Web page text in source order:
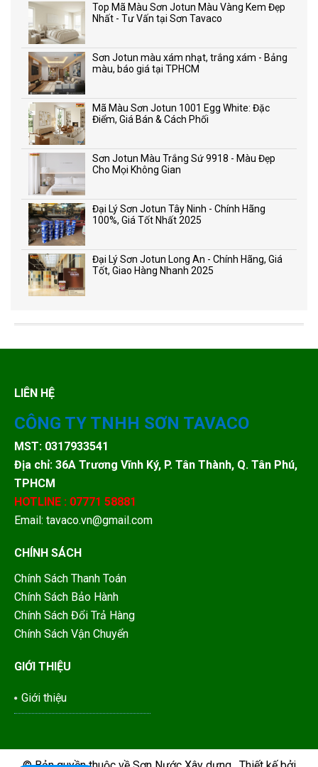
Top Mã Màu Sơn Jotun Màu Vàng Kem Đẹp
Nhất - Tư Vấn tại Sơn Tavaco
Sơn Jotun màu xám nhạt, trắng xám - Bảng
màu, báo giá tại TPHCM
Mã Màu Sơn Jotun 1001 Egg White: Đặc
Điểm, Giá Bán & Cách Phối
Sơn Jotun Màu Trắng Sứ 9918 - Màu Đẹp
Cho Mọi Không Gian
Đại Lý Sơn Jotun Tây Ninh - Chính Hãng
100%, Giá Tốt Nhất 2025
Đại Lý Sơn Jotun Long An - Chính Hãng, Giá
Tốt, Giao Hàng Nhanh 2025
LIÊN HỆ
CÔNG TY TNHH SƠN TAVACO
MST: 0317933541
Địa chỉ: 36A Trương Vĩnh Ký, P. Tân Thành, Q. Tân Phú,
TPHCM
HOTLINE : 07771 58881
Email: tavaco.vn@gmail.com
CHÍNH SÁCH
Chính Sách Thanh Toán
Chính Sách Bảo Hành
Chính Sách Đổi Trả Hàng
Chính Sách Vận Chuyển
GIỚI THIỆU
Giới thiệu